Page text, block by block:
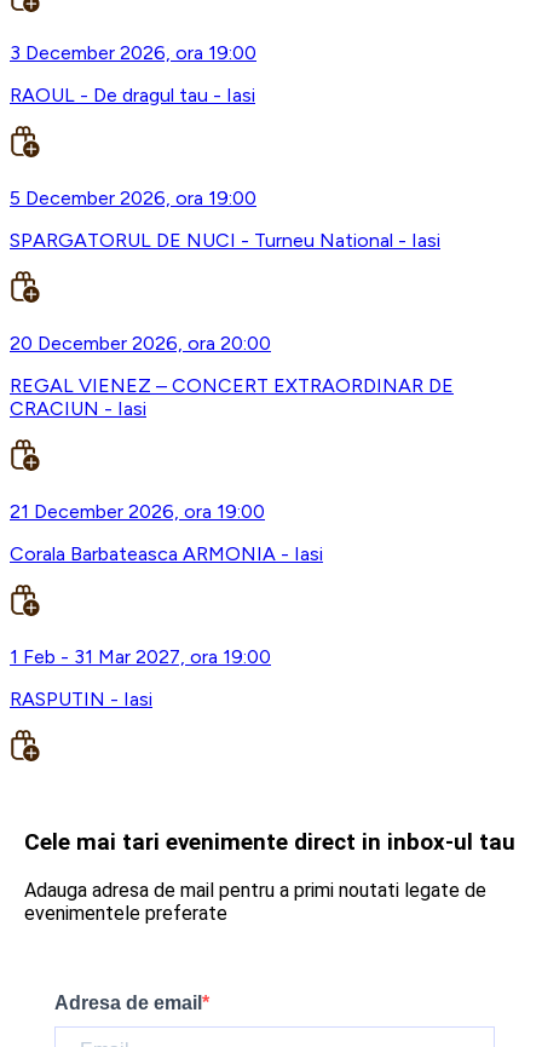
3 December 2026, ora 19:00
RAOUL - De dragul tau - Iasi
5 December 2026, ora 19:00
SPARGATORUL DE NUCI - Turneu National - Iasi
20 December 2026, ora 20:00
REGAL VIENEZ – CONCERT EXTRAORDINAR DE
CRACIUN - Iasi
21 December 2026, ora 19:00
Corala Barbateasca ARMONIA - Iasi
1 Feb - 31 Mar 2027, ora 19:00
RASPUTIN - Iasi
Cele mai tari evenimente direct in inbox-ul tau
Adauga adresa de mail pentru a primi noutati legate de
evenimentele preferate
Adresa de email